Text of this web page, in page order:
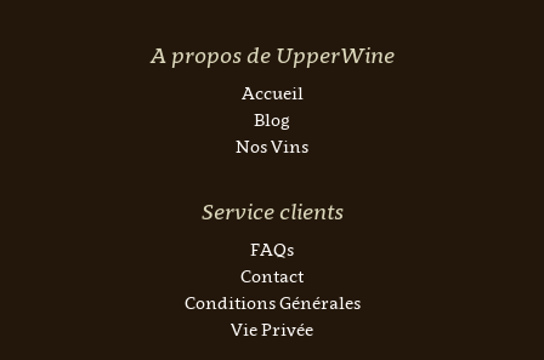
A propos de UpperWine
Accueil
Blog
Nos Vins
Service clients
FAQs
Contact
Conditions Générales
Vie Privée